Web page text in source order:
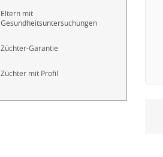
Eltern mit
Gesundheitsuntersuchungen
Züchter-Garantie
Züchter mit Profil